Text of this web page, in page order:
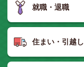
就職・退職
住まい・引越し